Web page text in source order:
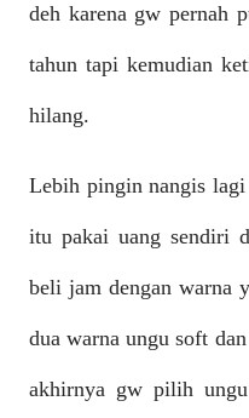
deh karena gw pernah
tahun tapi kemudian
hilang.
Lebih pingin nangis
itu pakai uang sendiri
beli jam dengan warna
dua warna ungu soft
akhirnya gw pilih